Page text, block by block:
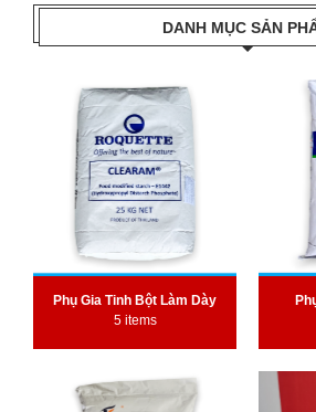
DANH MỤC SẢN
Phụ Gia Tinh Bột Làm Dày
5 items